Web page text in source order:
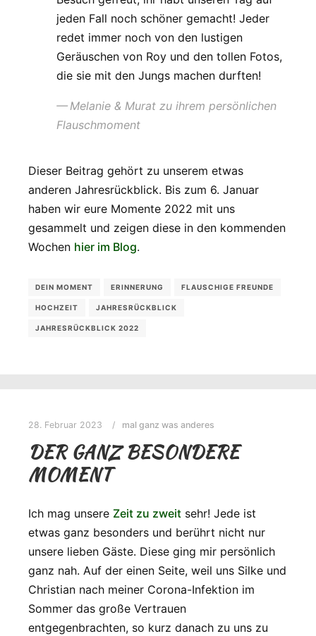
jeden Fall noch schöner gemacht! Jeder
redet immer noch von den lustigen
Geräuschen von Roy und den tollen Fotos,
die sie mit den Jungs machen durften!
Melanie & Murat zu ihrem persönlichen
Flauschmoment
Dieser Beitrag gehört zu unserem etwas
anderen Jahresrückblick. Bis zum 6. Januar
haben wir eure Momente 2022 mit uns
gesammelt und zeigen diese in den kommenden
Wochen hier im Blog.
DEIN MOMENT ERINNERUNG FLAUSCHIGE FREUNDE
HOCHZEIT JAHRESRÜCKBLICK
JAHRESRÜCKBLICK 2022
28. Februar 2023 mal ganz was anderes
DER GANZ BESONDERE
MOMENT
Ich mag unsere Zeit zu zweit sehr! Jede ist
etwas ganz besonders und berührt nicht nur
unsere lieben Gäste. Diese ging mir persönlich
ganz nah. Auf der einen Seite, weil uns Silke und
Christian nach meiner Corona-Infektion im
Sommer das große Vertrauen
entgegenbrachten, so kurz danach zu uns zu